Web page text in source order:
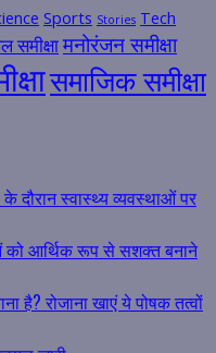
Sports Stories Tech
समीक्षामनोरंजन समीक्षा
समाजिक समीक्षा
दौरान स्वास्थ्य व्यवस्थाओं पर
को आर्थिक रूप से सशक्त बनाने
है? रोजाना खाएं ये पोषक तत्वों